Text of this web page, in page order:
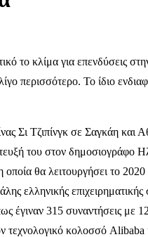
το κλίμα για επενδύσεις
περισσότερο. Το ίδιο
Τζιπίνγκ σε Σαγκάη και
του στον
θα λειτουργήσει το
ελληνικής
315 συναντήσεις με
κολοσσό Alibaba